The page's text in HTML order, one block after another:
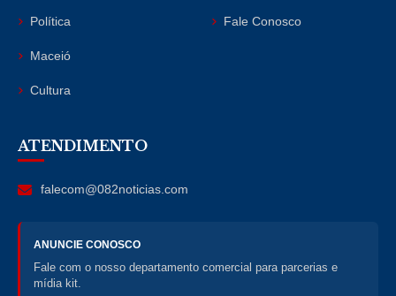
Política
Maceió
Cultura
Fale Conosco
ATENDIMENTO
falecom@082noticias.com
ANUNCIE CONOSCO
Fale com o nosso departamento comercial para parcerias e
mídia kit.